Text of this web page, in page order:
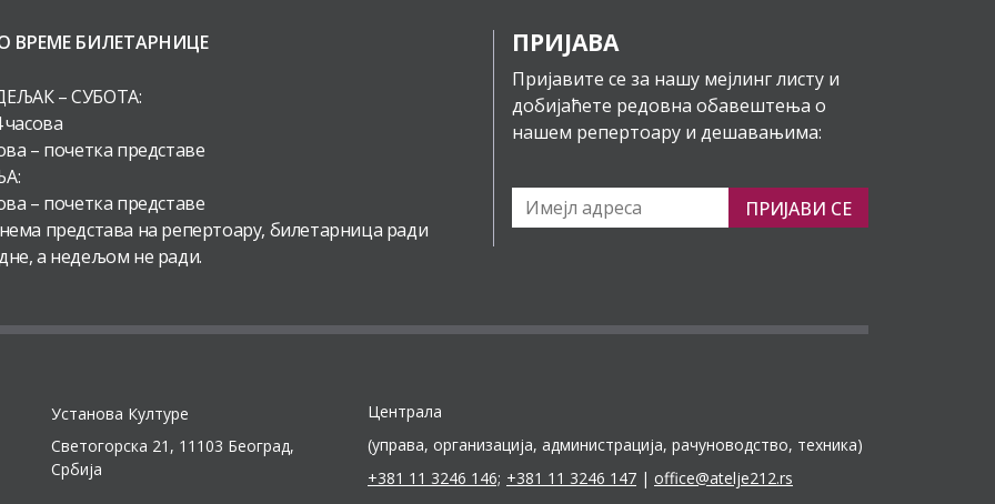
ВРЕМЕ БИЛЕТАРНИЦЕ
– СУБОТА:
часова
– почетка представе
– почетка представе
представа на репертоару, билетарница ради
а недељом не ради.
ПРИЈАВА
Пријавите се за нашу мејлинг листу и
добијаћете редовна обавештења о
нашем репертоару и дешавањима:
ПРИЈАВИ СЕ
Установа Културе
Светогорска 21, 11103 Београд,
Србија
Централа
(управа, организација, администрација, рачуноводство, техника)
+381 11 3246 146; +381 11 3246 147 | office@atelje212.rs